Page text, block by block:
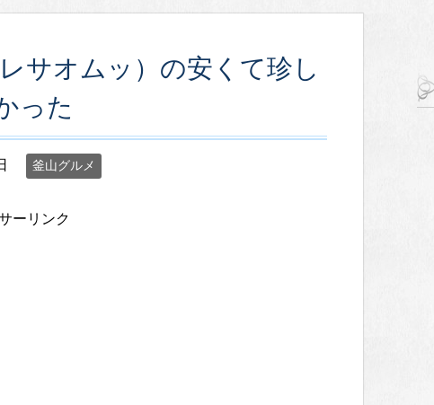
サオムッ）の安くて珍し
った
釜山グルメ
ーリンク